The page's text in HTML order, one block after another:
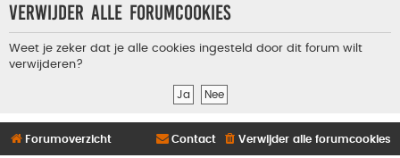
Verwijder alle forumcookies
Weet je zeker dat je alle cookies ingesteld door dit forum wilt
verwijderen?
Forumoverzicht Verwijder alle forumcookies
Contact